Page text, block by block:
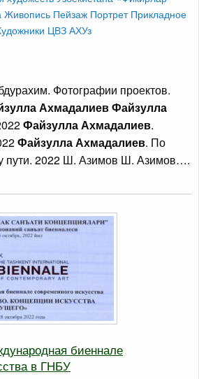
Живопись Пейзаж Портрет Прикладное
ЦВЗ АХУз
Фотографии проектов.
Ахмадалиев Файзулла
Файзулла Ахмадалиев.
Файзулла Ахмадалиев. По
пути. 2022 Ш. Азимов Ш. Азимов….
биеннале
в ГНБУ